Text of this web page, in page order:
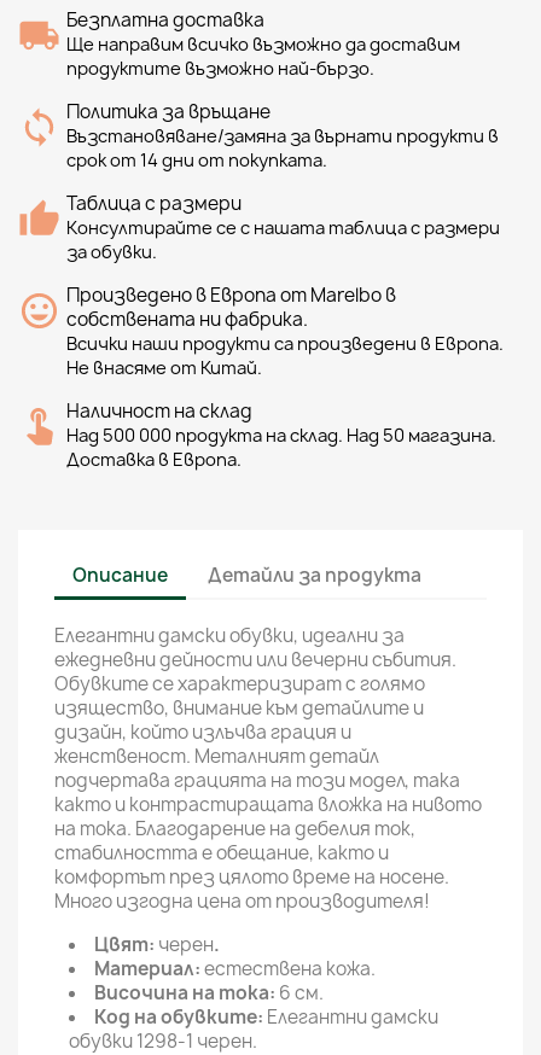
Безплатна доставка
Ще направим всичко възможно да доставим
продуктите възможно най-бързо.
Политика за връщане
Възстановяване/замяна за върнати продукти в
срок от 14 дни от покупката.
Таблица с размери
Консултирайте се с нашата таблица с размери
за обувки.
Произведено в Европа от Marelbo в
собствената ни фабрика.
Всички наши продукти са произведени в Европа.
Не внасяме от Китай.
Наличност на склад
Над 500 000 продукта на склад. Над 50 магазина.
Доставка в Европа.
Описание Детайли за продукта
Елегантни дамски обувки, идеални за
ежедневни дейности или вечерни събития.
Обувките се характеризират с голямо
изящество, внимание към детайлите и
дизайн, който излъчва грация и
женственост. Металният детайл
подчертава грацията на този модел, така
както и контрастиращата вложка на нивото
на тока. Благодарение на дебелия ток,
стабилността е обещание, както и
комфортът през цялото време на носене.
Много изгодна цена от производителя!
Цвят: черен.
Материал:естествена кожа.
Височина на тока: 6 см.
Код на обувките: Елегантни дамски
обувки 1298-1 черен.